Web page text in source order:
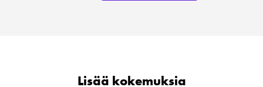
Lisää kokemuksia